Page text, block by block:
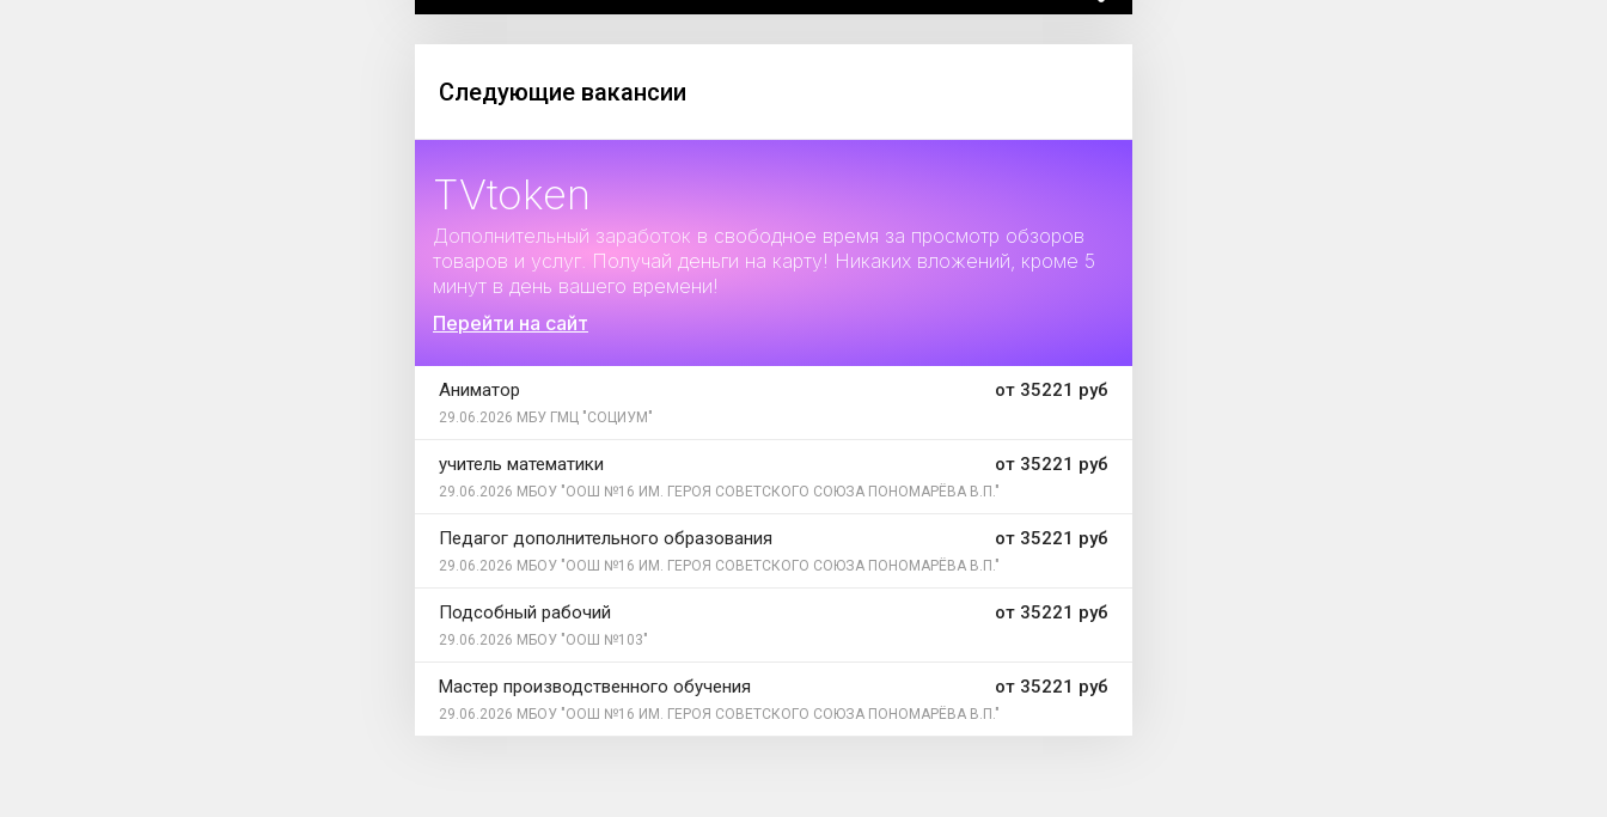
Следующие вакансии
TVtoken
Дополнительный заработок в свободное время за просмотр обзоров
товаров и услуг. Получай деньги на карту! Никаких вложений, кроме 5
минут в день вашего времени!
Перейти на сайт
от 35221 руб
Аниматор
29.06.2026 МБУ ГМЦ "СОЦИУМ"
от 35221 руб
учитель математики
29.06.2026 МБОУ "ООШ №16 ИМ. ГЕРОЯ СОВЕТСКОГО СОЮЗА ПОНОМАРЁВА В.П."
от 35221 руб
Педагог дополнительного образования
29.06.2026 МБОУ "ООШ №16 ИМ. ГЕРОЯ СОВЕТСКОГО СОЮЗА ПОНОМАРЁВА В.П."
от 35221 руб
Подсобный рабочий
29.06.2026 МБОУ "ООШ №103"
от 35221 руб
Мастер производственного обучения
29.06.2026 МБОУ "ООШ №16 ИМ. ГЕРОЯ СОВЕТСКОГО СОЮЗА ПОНОМАРЁВА В.П."